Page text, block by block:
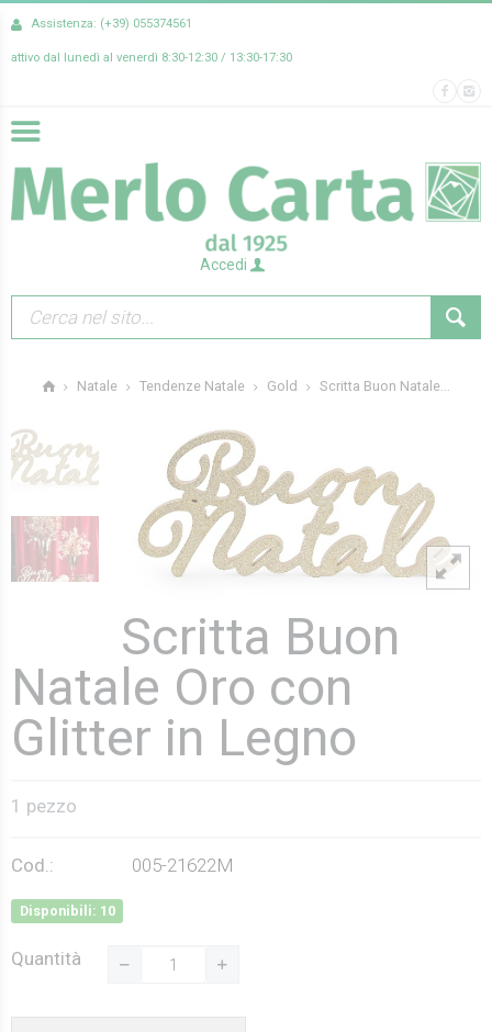
Assistenza: (+39) 055374561
attivo dal lunedì al venerdì 8:30-12:30 / 13:30-17:30
Accedi
Natale Tendenze Natale Gold Scritta Buon Natale...
Scritta Buon
Natale Oro con
Glitter in Legno
1 pezzo
Cod.: 005-21622M
Disponibili: 10
Quantità